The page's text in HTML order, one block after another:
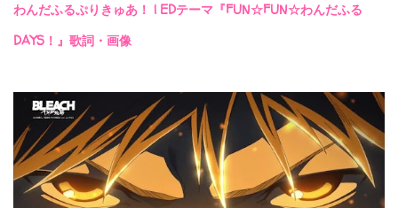
わんだふるぷりきゅあ！ | EDテーマ『FUN☆FUN☆わんだふる
DAYS！』歌詞・画像